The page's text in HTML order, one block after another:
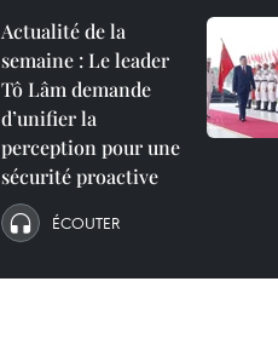
Actualité de la
semaine : Le leader
Tô Lâm demande
d’unifier la
perception pour une
sécurité proactive
ÉCOUTER